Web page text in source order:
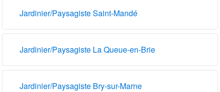
Jardinier/Paysagiste Saint-Mandé
Jardinier/Paysagiste La Queue-en-Brie
Jardinier/Paysagiste Bry-sur-Marne